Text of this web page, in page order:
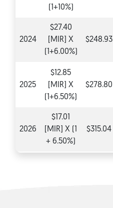
(1+10%)
2024
$27.40
[MIR] X
(1+6.00%)
$248.93
2025
$12.85
[MIR] X
(1+6.50%)
$278.80
2026
$17.01
[MIR] X (1
+ 6.50%)
$315.04